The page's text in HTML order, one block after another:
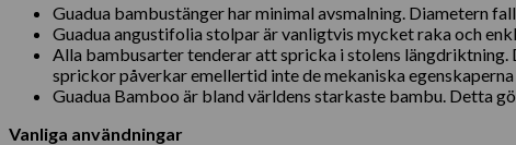
Guadua bambustänger har minimal avsmalning. Diametern
Guadua angustifolia stolpar är vanligtvis mycket raka och
Alla bambusarter tenderar att spricka i stolens
sprickor påverkar emellertid inte de mekaniska egenskaperna
Guadua Bamboo är bland världens starkaste bambu. Detta
Vanliga användningar